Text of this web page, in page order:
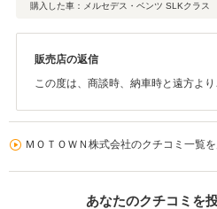
購入した車：メルセデス・ベンツ SLKクラス
販売店の返信
この度は、商談時、納車時と遠方よ
かと思いますが、今後もしっかりと
ＭＯＴＯＷＮ株式会社のクチコミ一覧
あなたのクチコミを